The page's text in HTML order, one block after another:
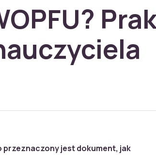
przeznaczony jest dokument, jak